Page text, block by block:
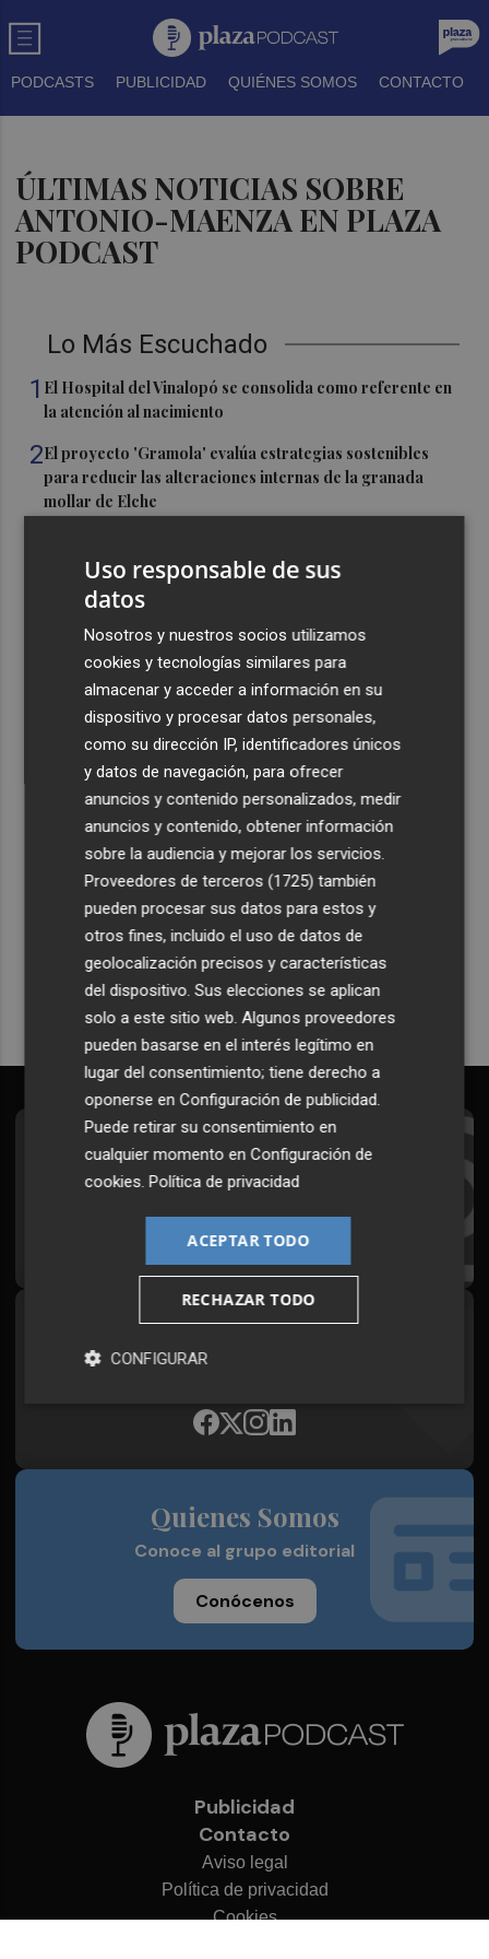
PODCASTS PUBLICIDAD QUIÉNES SOMOS CONTACTO
ÚLTIMAS NOTICIAS SOBRE
ANTONIO-MAENZA EN PLAZA
PODCAST
Lo Más Escuchado
1 El Hospital del Vinalopó se consolida como referente en
la atención al nacimiento
2El proyecto 'Gramola' evalúa estrategias sostenibles
para reducir las alteraciones internas de la granada
mollar de Elche
festival Epicentro de Mula
UPCT Makers culmina con éxito un catamarán para
monitorizar el Mar Menor y ya prepara un dron
submarino autónomo
Una batea clochinera se hunde y otra sufre daños en un
incidente con un buque en el puerto de Valencia
Recibe toda la actualidad de
Plaza Podcast en tu correo
Quiero suscribirme
Suscríbete al Boletín
Todos los días a primera hora en tu email
¡Quiero suscribirme!
Síguenos en redes
Plaza Podcast, desde cualquier medio
Quienes Somos
Conoce al grupo editorial
Conócenos
Publicidad
Contacto
Aviso legal
Política de privacidad
Cookies
Uso responsable de sus
datos
Nosotros y nuestros socios utilizamos
cookies y tecnologías similares para
almacenar y acceder a información en su
dispositivo y procesar datos personales,
como su dirección IP, identificadores únicos
y datos de navegación, para ofrecer
anuncios y contenido personalizados, medir
anuncios y contenido, obtener información
sobre la audiencia y mejorar los servicios.
Proveedores de terceros (1725) también
pueden procesar sus datos para estos y
otros fines, incluido el uso de datos de
geolocalización precisos y características
del dispositivo. Sus elecciones se aplican
solo a este sitio web. Algunos proveedores
pueden basarse en el interés legítimo en
lugar del consentimiento; tiene derecho a
oponerse enConfiguración de publicidad.
Puede retirar su consentimiento en
cualquier momento enConfiguración de
cookies.Política de privacidad
ACEPTAR TODO
RECHAZAR TODO
CONFIGURAR